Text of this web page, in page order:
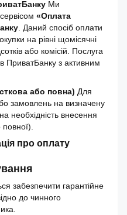
Ми
«Оплата
. Даний спосіб оплати
на рівні щомісячні
або комісій. Послуга
ПриватБанку з активним
або повна) Для
замовлень на визначену
необхідність внесення
про оплату
забезпечити гарантійне
до чинного